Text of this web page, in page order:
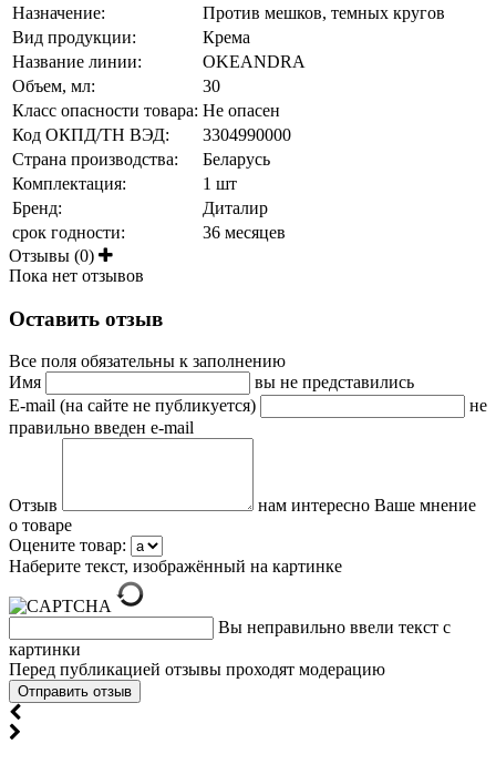
Назначение:
Против мешков, темных кругов
Вид продукции:
Крема
Название линии:
OKEANDRA
Объем, мл:
30
Класс опасности товара: Не опасен
Код ОКПД/ТН ВЭД:
3304990000
Страна производства:
Беларусь
Комплектация:
1 шт
Бренд:
Диталир
срок годности:
36 месяцев
Отзывы (0)
Пока нет отзывов
Оставить отзыв
Все поля обязательны к заполнению
Имя
вы не представились
E-mail (на сайте не публикуется)
не
правильно введен e-mail
Отзыв
нам интересно Ваше мнение
о товаре
Оцените товар:
Наберите текст, изображённый на картинке
Вы неправильно ввели текст с
картинки
Перед публикацией отзывы проходят модерацию